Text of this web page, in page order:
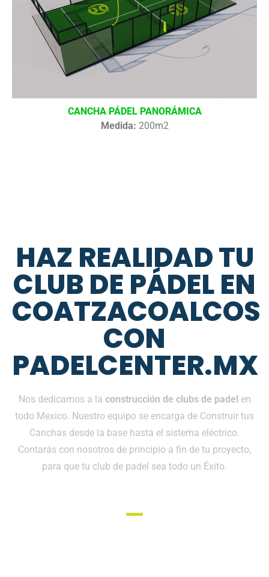
CANCHA PÁDEL PANORÁMICA
Medida: 200m2
HAZ REALIDAD TU
CLUB DE PÁDEL EN
COATZACOALCOS
CON
PADELCENTER.MX
Nos dedicamos a la construcción de clubs de padel en
todo Mexico. Nuestro equipo se encarga de Construir tus
Canchas desde la base hasta el sistema eléctrico.
Contarás con nosotros de principio a fin de tu proyecto,
para que tu club de padel sea todo un Éxito.